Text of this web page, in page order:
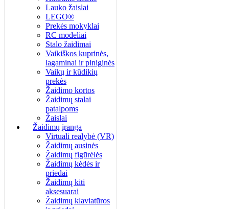
Lauko žaislai
LEGO®
Prekės mokyklai
RC modeliai
Stalo žaidimai
Vaikiškos kuprinės,
lagaminai ir piniginės
Vaikų ir kūdikių
prekės
Žaidimo kortos
Žaidimų stalai
patalpoms
Žaislai
Žaidimų įranga
Virtuali realybė (VR)
Žaidimų ausinės
Žaidimų figūrėlės
Žaidimų kėdės ir
priedai
Žaidimų kiti
aksesuarai
Žaidimų klaviatūros